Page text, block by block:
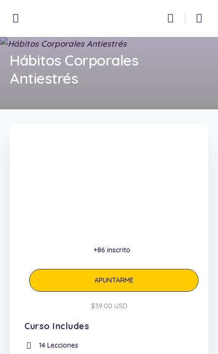
Hábitos Corporales
Antiestrés
+86 inscrito
APUNTARME
$39.00 USD
Curso Includes
14 Lecciones